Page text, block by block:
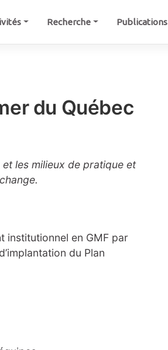
Recherche Publications
du Québec
les milieux de pratique et
institutionnel en GMF par
du Plan